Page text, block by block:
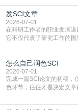
能领到补贴首选‌京东APP‌
4949】等，口令会随活动
复制粘贴【8$FKFGgJq
发SCI文章
2026-07-01
在科研工作者的职业发展道
它不仅代表了研究工作的国
战与困惑。从选题立意到
篇AEIC学术交流中心小编
一步发表SCI文章，首要解
怎么自己润色SCI
2026-07-01
完成一篇SCI论文的初稿，
色环节，往往才是决定文章
质量，更能在此过程中深